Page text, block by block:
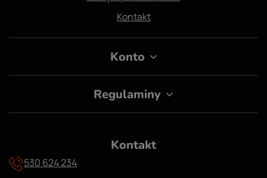
Kontakt
Konto
Regulaminy
Kontakt
530 624 234